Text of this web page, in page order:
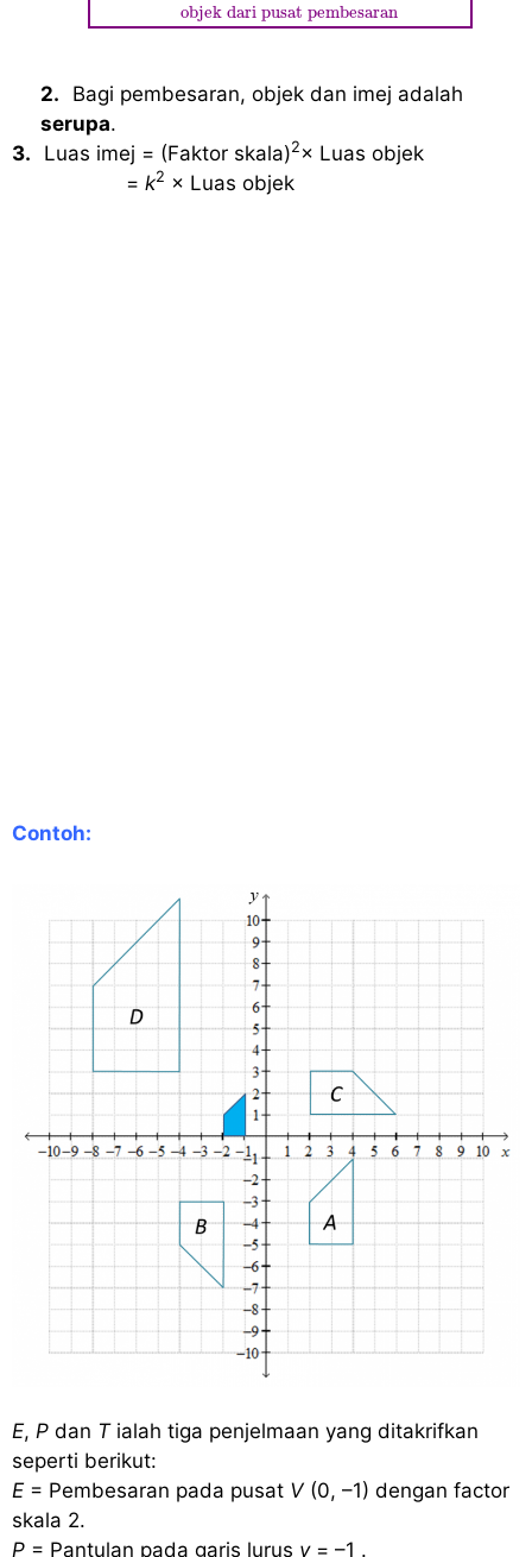
objek dari pusat pembesaran
2. Bagi pembesaran, objek dan imej adalah
serupa.
3. Luas imej = (Faktor skala)2 × Luas objek
= k2 × Luas objek
Contoh:
E, P dan Tialah tiga penjelmaan yang ditakrifkan
seperti berikut:
E = Pembesaran pada pusat V (0, –1) dengan factor
skala 2.
P = Pantulan pada garis lurus y = –1 .